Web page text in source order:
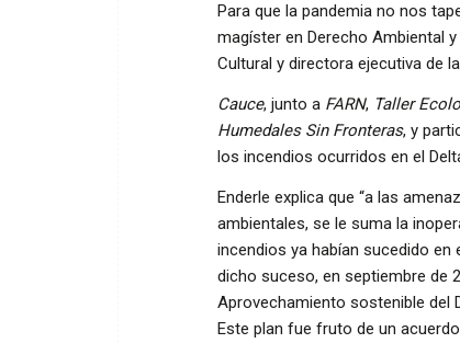
Para que la pandemia no nos
magíster en Derecho Ambiental
Cultural y directora ejecutiva de la
Cauce, junto a FARN, Taller
Humedales Sin Fronteras, y
los incendios ocurridos en el
Enderle explica que “a las
ambientales, se le suma la
incendios ya habían sucedido en
dicho suceso, en septiembre de
Aprovechamiento sostenible del
Este plan fue fruto de un